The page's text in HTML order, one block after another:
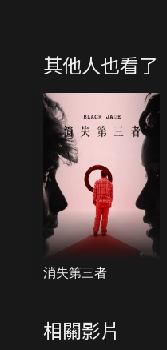
其他人也看了
消失第三者
相關影片